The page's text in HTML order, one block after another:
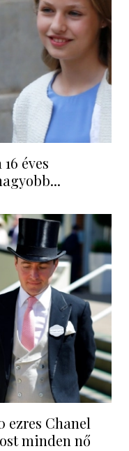
éves
ezres Chanel
minden nő